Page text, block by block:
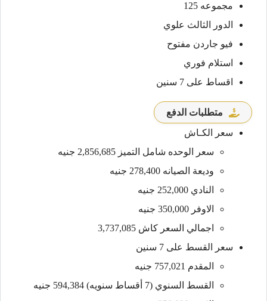
مجموعه 125
الدور الثالث علوي
فيو جاردن مفتوح
استلام فوري
اقساط على 7 سنين
متطلبات الدفع
سعر الكـاش
سعر الوحده شامل التميز 2,856,685 جنيه
وديعة الصيانه 278,400 جنيه
النادي 252,000 جنيه
الاوفر 350,000 جنيه
اجمالي السعر كاش 3,737,085
سعر القسط على 7 سنين
المقدم 757,021 جنيه
القسط السنوي (7 أقساط سنويه) 594,384 جنيه